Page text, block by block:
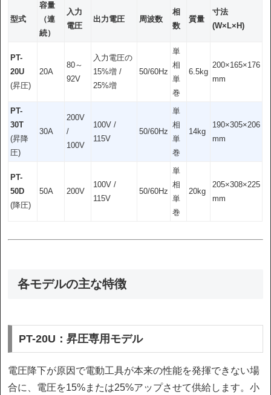
型式
容量
（連
続）
入力
電圧
出力電圧 周波数
相
数
質量
寸法
(W×L×H)
PT-
20U
(昇圧)
20A
80～
92V
入力電圧の
15%増 /
25%増
50/60Hz
単
相
単
巻
6.5kg
200×165×176
mm
PT-
30T
(昇降
圧)
30A
200V
/
100V
100V /
115V
50/60Hz
単
相
単
巻
14kg
190×305×206
mm
PT-
50D
(降圧)
50A 200V
100V /
115V
50/60Hz
単
相
単
巻
20kg
205×308×225
mm
各モデルの主な特徴
PT-20U：昇圧専用モデル
電圧降下が原因で電動工具が本来の性能を発揮できない場
合に、電圧を15%または25%アップさせて供給します。小